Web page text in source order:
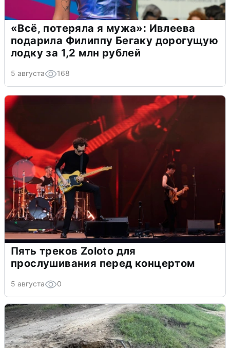
«Всё, потеряла я мужа»: Ивлеева
подарила Филиппу Бегаку дорогущую
лодку за 1,2 млн рублей
5 августа 168
Пять треков Zoloto для
прослушивания перед концертом
5 августа 0